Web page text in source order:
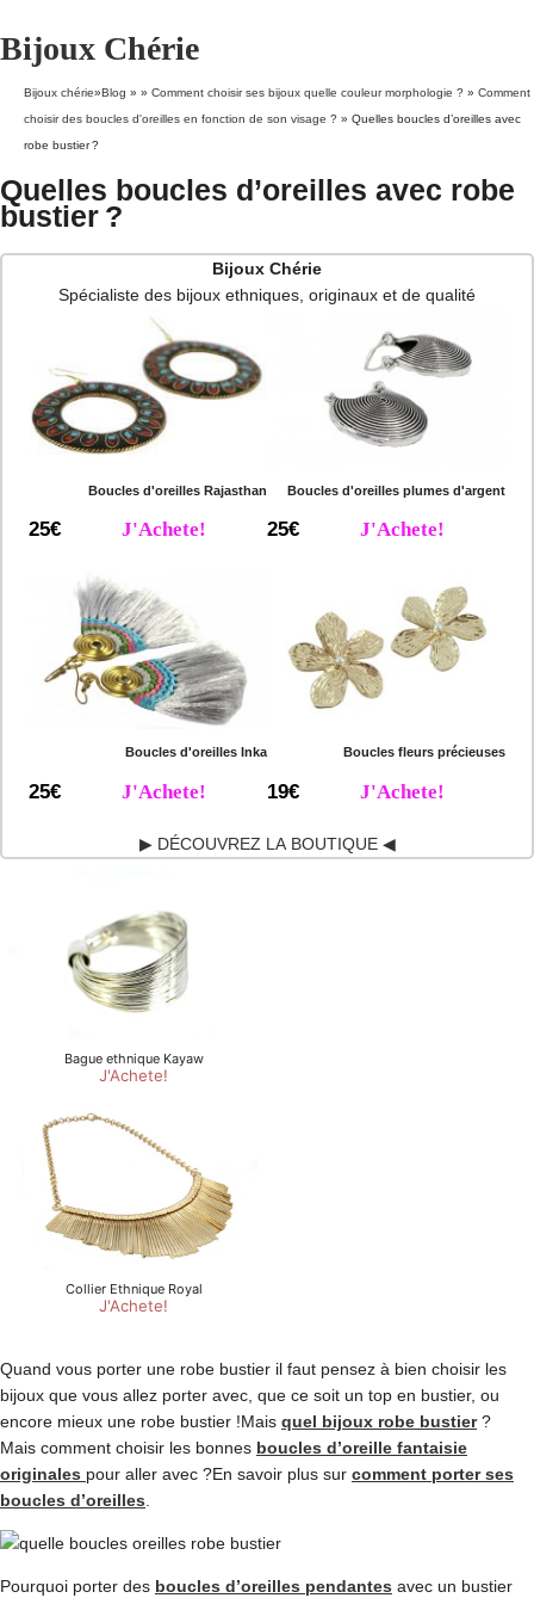
Bijoux Chérie
Bijoux chérie»Blog » » Comment choisir ses bijoux quelle couleur morphologie ? » Comment
choisir des boucles d'oreilles en fonction de son visage ? » Quelles boucles d’oreilles avec
robe bustier ?
Quelles boucles d’oreilles avec robe
bustier ?
Bijoux Chérie
Spécialiste des bijoux ethniques, originaux et de qualité
Boucles d'oreilles Rajasthan
25€ J'Achete!
Boucles d'oreilles plumes d'argent
25€ J'Achete!
Boucles d'oreilles Inka
25€ J'Achete!
Boucles fleurs précieuses
19€ J'Achete!
▶ DÉCOUVREZ LA BOUTIQUE ◀
Quand vous porter une robe bustier il faut pensez à bien choisir les
bijoux que vous allez porter avec, que ce soit un top en bustier, ou
encore mieux une robe bustier !Mais quel bijoux robe bustier?
Mais comment choisir les bonnes boucles d’oreille fantaisie
originales pour aller avec ?En savoir plus sur comment porter ses
boucles d’oreilles.
Pourquoi porter des boucles d’oreilles pendantes avec un bustier